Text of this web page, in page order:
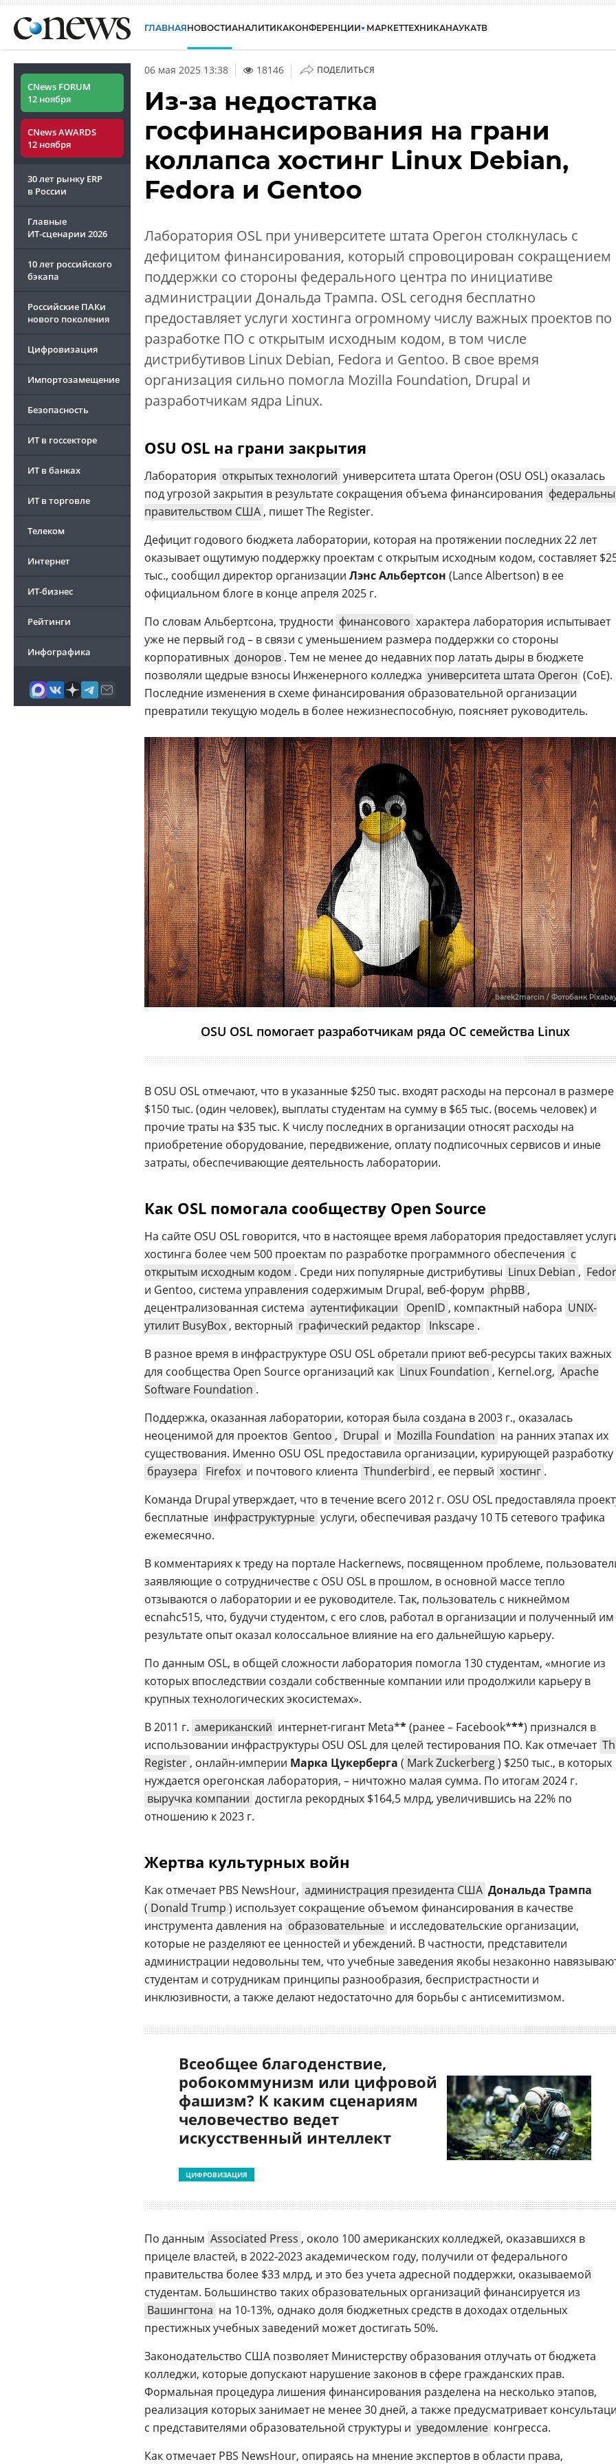
ГЛАВНАЯНОВОСТИАНАЛИТИКАКОНФЕРЕНЦИИ МАРКЕТТЕХНИКАНАУКАТВ
CNews FORUM
12 ноября
CNews AWARDS
12 ноября
30 лет рынку ERP
в России
Главные
ИТ-сценарии 2026
10 лет российского
бэкапа
Российские ПАКи
нового поколения
Цифровизация
Импортозамещение
Безопасность
ИТ в госсекторе
ИТ в банках
ИТ в торговле
Телеком
Интернет
ИТ-бизнес
Рейтинги
Инфографика
06 мая 2025 13:38 18146 | ПОДЕЛИТЬСЯ
Из-за недостатка
госфинансирования на грани
коллапса хостинг Linux Debian,
Fedora и Gentoo
Лаборатория OSL при университете штата Орегон столкнулась с
дефицитом финансирования, который спровоцирован сокращением
поддержки со стороны федерального центра по инициативе
администрации Дональда Трампа. OSL сегодня бесплатно
предоставляет услуги хостинга огромному числу важных проектов по
разработке ПО с открытым исходным кодом, в том числе
дистрибутивов Linux Debian, Fedora и Gentoo. В свое время
организация сильно помогла Mozilla Foundation, Drupal и
разработчикам ядра Linux.
OSU OSL на грани закрытия
Лаборатория открытых технологий университета штата Орегон (OSU OSL) оказалась
под угрозой закрытия в результате сокращения объема финансирования
правительством США , пишет The Register.
Дефицит годового бюджета лаборатории, которая на протяжении последних 22 лет
оказывает ощутимую поддержку проектам с открытым исходным кодом, составляет
тыс., сообщил директор организации Лэнс Альбертсон (Lance Albertson) в ее
официальном блоге в конце апреля 2025 г.
По словам Альбертсона, трудности финансового характера лаборатория испытывает
уже не первый год – в связи с уменьшением размера поддержки со стороны
корпоративных доноров . Тем не менее до недавних пор латать дыры в бюджете
позволяли щедрые взносы Инженерного колледжа университета штата Орегон (CoE).
Последние изменения в схеме финансирования образовательной организации
превратили текущую модель в более нежизнеспособную, поясняет руководитель.
barek2marcin / Фотобанк
OSU OSL помогает разработчикам ряда ОС семейства Linux
В OSU OSL отмечают, что в указанные $250 тыс. входят расходы на персонал в размере
$150 тыс. (один человек), выплаты студентам на сумму в $65 тыс. (восемь человек) и
прочие траты на $35 тыс. К числу последних в организации относят расходы на
приобретение оборудование, передвижение, оплату подписочных сервисов и иные
затраты, обеспечивающие деятельность лаборатории.
Как OSL помогала сообществу Open Source
На сайте OSU OSL говорится, что в настоящее время лаборатория предоставляет
хостинга более чем 500 проектам по разработке программного обеспечения с
открытым исходным кодом . Среди них популярные дистрибутивы Linux Debian ,
и Gentoo, система управления содержимым Drupal, веб-форум phpBB ,
децентрализованная система аутентификации OpenID , компактный набора UNIX-
утилит BusyBox , векторный графический редактор Inkscape .
В разное время в инфраструктуре OSU OSL обретали приют веб-ресурсы таких важных
для сообщества Open Source организаций как Linux Foundation , Kernel.org, Apache
Software Foundation .
Поддержка, оказанная лаборатории, которая была создана в 2003 г., оказалась
неоценимой для проектов Gentoo , Drupal и Mozilla Foundation на ранних этапах их
существования. Именно OSU OSL предоставила организации, курирующей разработку
браузера
Firefox и почтового клиента Thunderbird , ее первый хостинг .
Команда Drupal утверждает, что в течение всего 2012 г. OSU OSL предоставляла
бесплатные инфраструктурные услуги, обеспечивая раздачу 10 ТБ сетевого трафика
ежемесячно.
В комментариях к треду на портале Hackernews, посвященном проблеме,
заявляющие о сотрудничестве с OSU OSL в прошлом, в основной массе тепло
отзываются о лаборатории и ее руководителе. Так, пользователь с никнеймом
ecnahc515, что, будучи студентом, с его слов, работал в организации и полученный
результате опыт оказал колоссальное влияние на его дальнейшую карьеру.
По данным OSL, в общей сложности лаборатория помогла 130 студентам, «многие из
которых впоследствии создали собственные компании или продолжили карьеру в
крупных технологических экосистемах».
В 2011 г. американский интернет-гигант Meta**(ранее – Facebook***) признался в
использовании инфраструктуры OSU OSL для целей тестирования ПО. Как отмечает
Register , онлайн-империи Марка Цукерберга ( Mark Zuckerberg) $250 тыс., в которых
нуждается орегонская лаборатория, – ничтожно малая сумма. По итогам 2024 г.
выручка компании достигла рекордных $164,5 млрд, увеличившись на 22% по
отношению к 2023 г.
Жертва культурных войн
Как отмечает PBS NewsHour, администрация президента США Дональда Трампа
( Donald Trump ) использует сокращение объемом финансирования в качестве
инструмента давления на образовательные и исследовательские организации,
которые не разделяют ее ценностей и убеждений. В частности, представители
администрации недовольны тем, что учебные заведения якобы незаконно
студентам и сотрудникам принципы разнообразия, беспристрастности и
инклюзивности, а также делают недостаточно для борьбы с антисемитизмом.
Всеобщее благоденствие,
робокоммунизм или цифровой
фашизм? К каким сценариям
человечество ведет
искусственный интеллект
ЦИФРОВИЗАЦИЯ
По данным Associated Press , около 100 американских колледжей, оказавшихся в
прицеле властей, в 2022-2023 академическом году, получили от федерального
правительства более $33 млрд, и это без учета адресной поддержки, оказываемой
студентам. Большинство таких образовательных организаций финансируется из
Вашингтона на 10-13%, однако доля бюджетных средств в доходах отдельных
престижных учебных заведений может достигать 50%.
Законодательство США позволяет Министерству образования отлучать от бюджета
колледжи, которые допускают нарушение законов в сфере гражданских прав.
Формальная процедура лишения финансирования разделена на несколько этапов,
реализация которых занимает не менее 30 дней, а также предусматривает
с представителями образовательной структуры и уведомление конгресса.
Как отмечает PBS NewsHour, опираясь на мнение экспертов в области права,